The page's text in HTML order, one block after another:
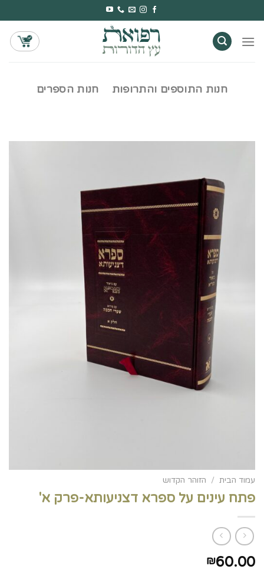
to
content
חנות התוספים והתרופות חנות הספרים
עמוד הבית / הזוהר הקדוש
פתח עינים על ספרא דצניעותא-פרק א'
₪60.00